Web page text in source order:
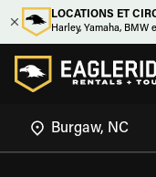
LOCATIONS ET
Harley, Yamaha, BMW